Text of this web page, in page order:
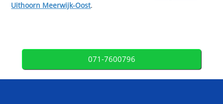
Uithoorn Meerwijk-Oost.
071-7600796